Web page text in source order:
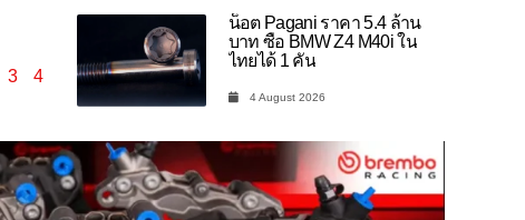
3 4
น็อต Pagani ราคา 5.4 ล้าน
บาท ซื้อ BMW Z4 M40i ใน
ไทยได้ 1 คัน
4 August 2026